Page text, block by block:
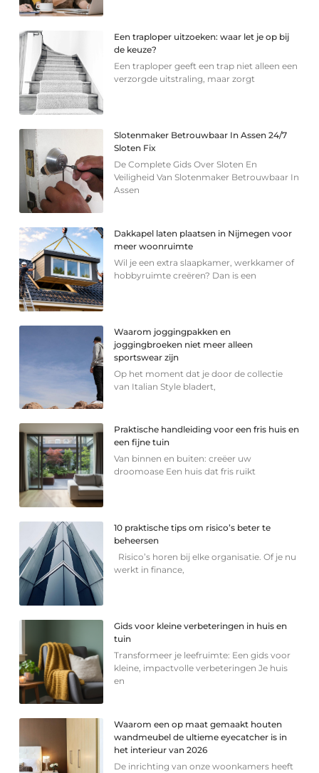
Een traploper uitzoeken: waar let je op bij
de keuze?
Een traploper geeft een trap niet alleen een
verzorgde uitstraling, maar zorgt
Slotenmaker Betrouwbaar In Assen 24/7
Sloten Fix
De Complete Gids Over Sloten En
Veiligheid Van Slotenmaker Betrouwbaar In
Assen
Dakkapel laten plaatsen in Nijmegen voor
meer woonruimte
Wil je een extra slaapkamer, werkkamer of
hobbyruimte creëren? Dan is een
Waarom joggingpakken en
joggingbroeken niet meer alleen
sportswear zijn
Op het moment dat je door de collectie
van Italian Style bladert,
Praktische handleiding voor een fris huis en
een fijne tuin
Van binnen en buiten: creëer uw
droomoase Een huis dat fris ruikt
10 praktische tips om risico’s beter te
beheersen
Risico’s horen bij elke organisatie. Of je nu
werkt in finance,
Gids voor kleine verbeteringen in huis en
tuin
Transformeer je leefruimte: Een gids voor
kleine, impactvolle verbeteringen Je huis
en
Waarom een op maat gemaakt houten
wandmeubel de ultieme eyecatcher is in
het interieur van 2026
De inrichting van onze woonkamers heeft